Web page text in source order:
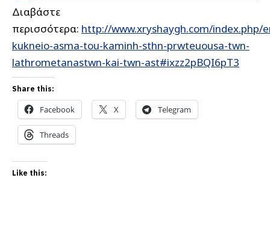
Διαβάστε
περισσότερα: http://www.xryshaygh.com/index.php/
kukneio-asma-tou-kaminh-sthn-prwteuousa-twn-
lathrometanastwn-kai-twn-ast#ixzz2pBQI6pT3
Share this:
Facebook X Telegram
Threads
Like this: